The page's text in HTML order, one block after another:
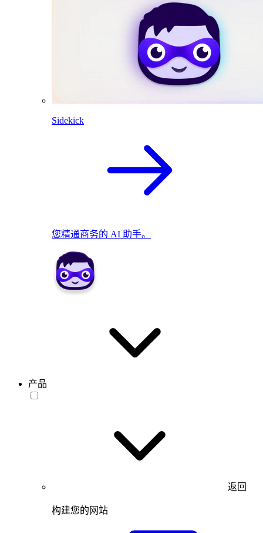
Sidekick
您精通商务的 AI 助手。
产品
返回
构建您的网站